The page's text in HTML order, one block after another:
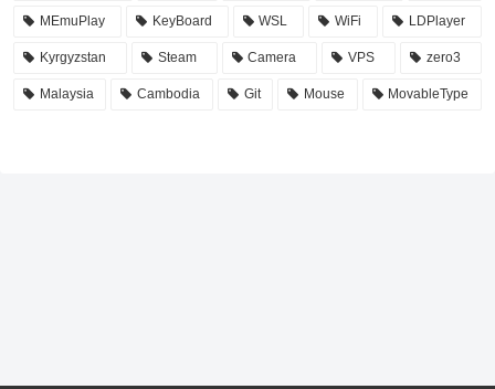
MEmuPlay KeyBoard WSL WiFi LDPlayer
Kyrgyzstan Steam Camera VPS zero3
Malaysia Cambodia Git Mouse MovableType